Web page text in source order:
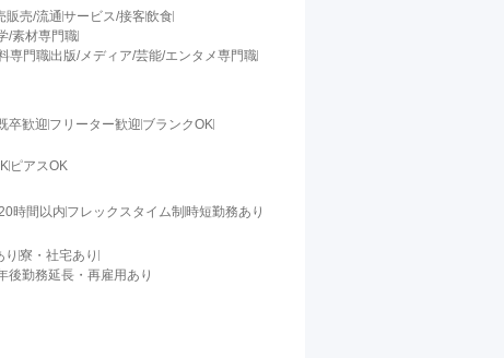
販売/流通サービス/接客飲食
/素材専門職
専門職出版/メディア/芸能/エンタメ専門職
卒歓迎 フリーター歓迎 ブランクOK
ピアスOK
時間以内 フレックスタイム制時短勤務あり
り 寮・社宅あり
後勤務延長・再雇用あり